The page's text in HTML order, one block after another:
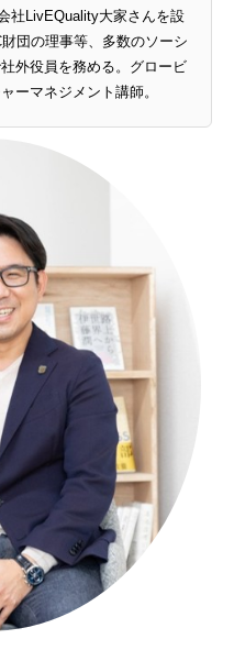
社LivEQuality大家さんを設
団の理事等、多数のソーシ
外役員を務める。グロービ
ーマネジメント講師。